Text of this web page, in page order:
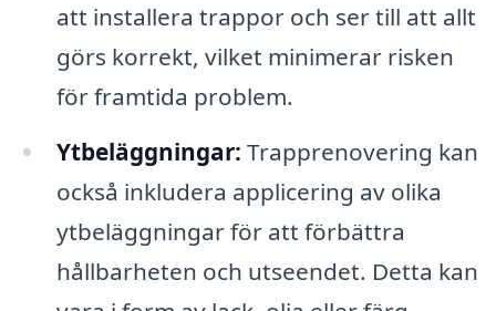
att installera trappor och ser till att allt
görs korrekt, vilket minimerar risken
för framtida problem.
Ytbeläggningar: Trapprenovering kan
också inkludera applicering av olika
ytbeläggningar för att förbättra
hållbarheten och utseendet. Detta kan